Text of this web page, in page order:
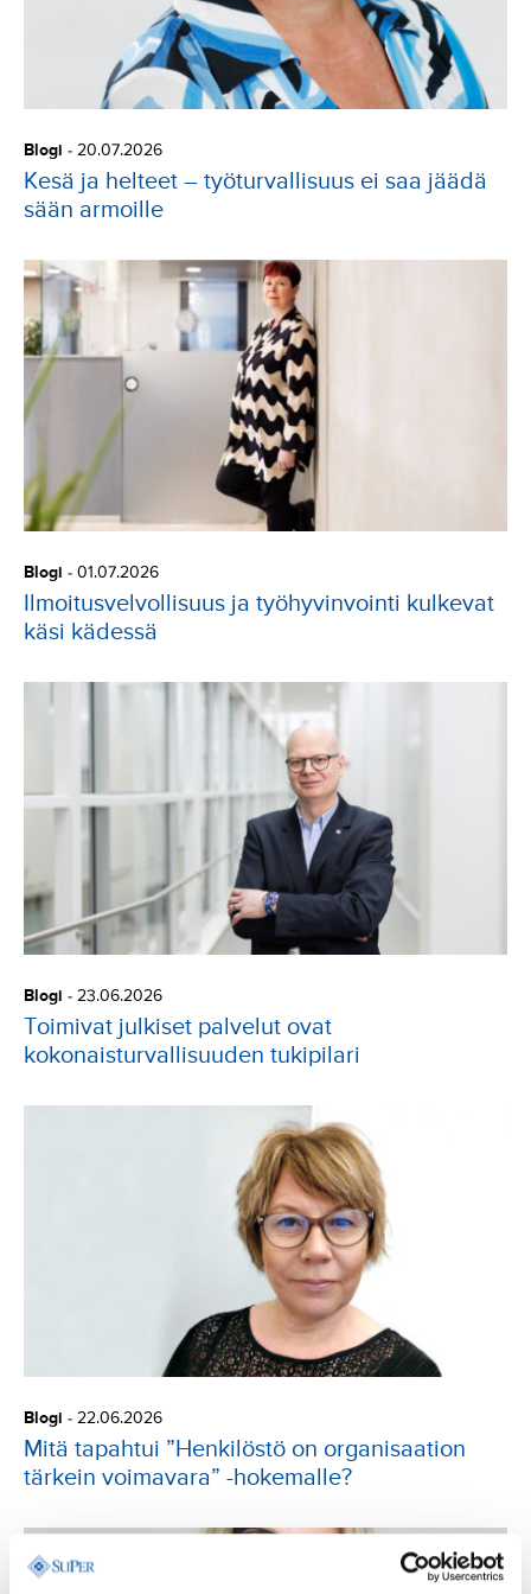
i
a
t
:
Blogi - 20.07.2026
Kesä ja helteet – työturvallisuus ei saa jäädä
sään armoille
Blogi - 01.07.2026
Ilmoitusvelvollisuus ja työhyvinvointi kulkevat
käsi kädessä
Blogi - 23.06.2026
Toimivat julkiset palvelut ovat
kokonaisturvallisuuden tukipilari
Blogi - 22.06.2026
Mitä tapahtui ”Henkilöstö on organisaation
tärkein voimavara” -hokemalle?